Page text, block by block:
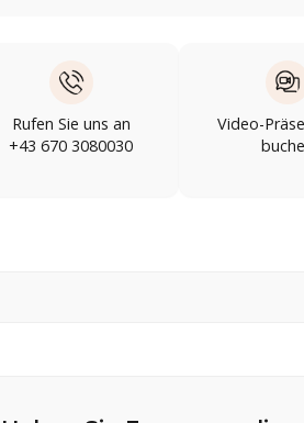
Rufen Sie uns an
+43 670 3080030
Video-